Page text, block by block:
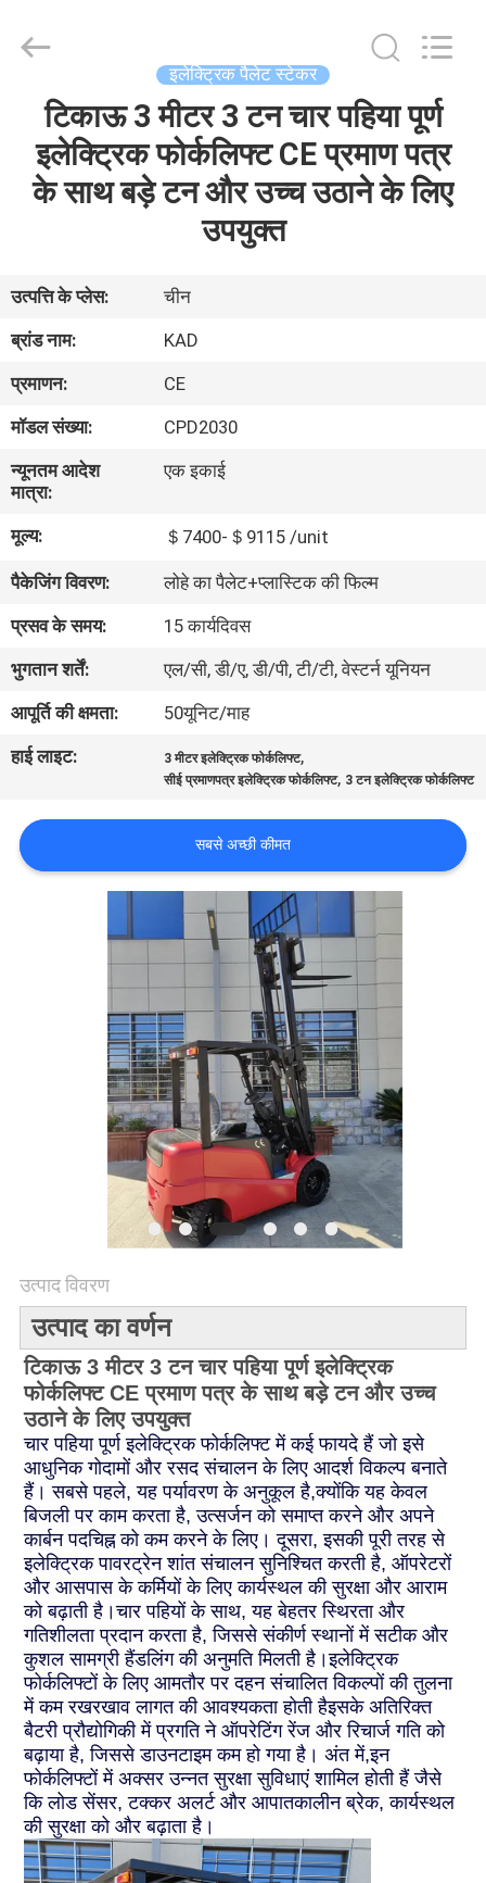
उत्पादों
हमारे
कारखाना
भ्रमण
गुणवत्ता
नियंत्रण
संपर्क
करें
एक
PRIVACY
Machinery
Co.,Ltd.
इलेक्ट्रिक पैलेट स्टेकर
टिकाऊ 3 मीटर 3 टन चार पहिया पूर्ण
इलेक्ट्रिक फोर्कलिफ्ट CE प्रमाण पत्र
के साथ बड़े टन और उच्च उठाने के लिए
उपयुक्त
उत्पत्ति के प्लेस:
चीन
ब्रांड नाम:
KAD
प्रमाणन:
CE
मॉडल संख्या:
CPD2030
न्यूनतम आदेश
मात्रा:
एक इकाई
मूल्य: ＄7400-＄9115 /unit
पैकेजिंग विवरण:
लोहे का पैलेट+प्लास्टिक की फिल्म
प्रसव के समय:
15 कार्यदिवस
भुगतान शर्तें:
एल/सी, डी/ए, डी/पी, टी/टी, वेस्टर्न यूनियन
आपूर्ति की क्षमता:
50यूनिट/माह
हाई लाइट:
3 मीटर इलेक्ट्रिक फोर्कलिफ्ट,
सीई प्रमाणपत्र इलेक्ट्रिक फोर्कलिफ्ट, 3 टन इलेक्ट्रिक फोर्कलिफ्ट
सबसे अच्छी कीमत
उत्पाद विवरण
उत्पाद का वर्णन
टिकाऊ 3 मीटर 3 टन चार पहिया पूर्ण इलेक्ट्रिक
फोर्कलिफ्ट CE प्रमाण पत्र के साथ बड़े टन और उच्च
उठाने के लिए उपयुक्त
चार पहिया पूर्ण इलेक्ट्रिक फोर्कलिफ्ट में कई फायदे हैं जो इसे
आधुनिक गोदामों और रसद संचालन के लिए आदर्श विकल्प बनाते
हैं। सबसे पहले, यह पर्यावरण के अनुकूल है,क्योंकि यह केवल
बिजली पर काम करता है, उत्सर्जन को समाप्त करने और अपने
कार्बन पदचिह्न को कम करने के लिए। दूसरा, इसकी पूरी तरह से
इलेक्ट्रिक पावरट्रेन शांत संचालन सुनिश्चित करती है, ऑपरेटरों
और आसपास के कर्मियों के लिए कार्यस्थल की सुरक्षा और आराम
को बढ़ाती है।चार पहियों के साथ, यह बेहतर स्थिरता और
गतिशीलता प्रदान करता है, जिससे संकीर्ण स्थानों में सटीक और
कुशल सामग्री हैंडलिंग की अनुमति मिलती है।इलेक्ट्रिक
फोर्कलिफ्टों के लिए आमतौर पर दहन संचालित विकल्पों की तुलना
में कम रखरखाव लागत की आवश्यकता होती हैइसके अतिरिक्त
बैटरी प्रौद्योगिकी में प्रगति ने ऑपरेटिंग रेंज और रिचार्ज गति को
बढ़ाया है, जिससे डाउनटाइम कम हो गया है। अंत में,इन
फोर्कलिफ्टों में अक्सर उन्नत सुरक्षा सुविधाएं शामिल होती हैं जैसे
कि लोड सेंसर, टक्कर अलर्ट और आपातकालीन ब्रेक, कार्यस्थल
की सुरक्षा को और बढ़ाता है।